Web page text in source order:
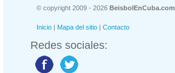
© copyright 2009 - 2026 BeisbolEnCuba.com
Inicio | Mapa del sitio | Contacto
Redes sociales: